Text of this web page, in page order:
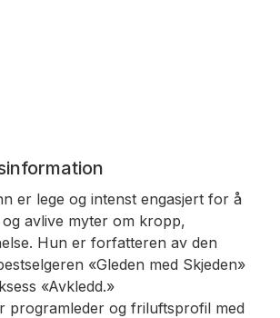
er lege og intenst engasjert for å
avlive myter om kropp,
Hun er forfatteren av den
«Gleden med Skjeden»
«Avkledd.»
programleder og friluftsprofil med